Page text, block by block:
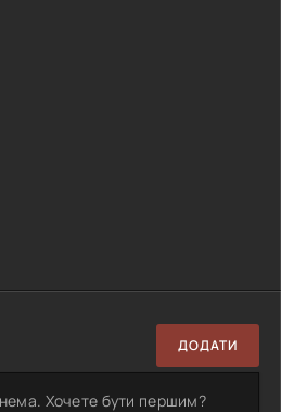
ДОДАТИ
Хочете бути першим?